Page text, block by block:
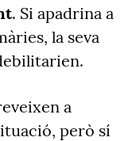
. Si apadrina a
la seva
a
però sí